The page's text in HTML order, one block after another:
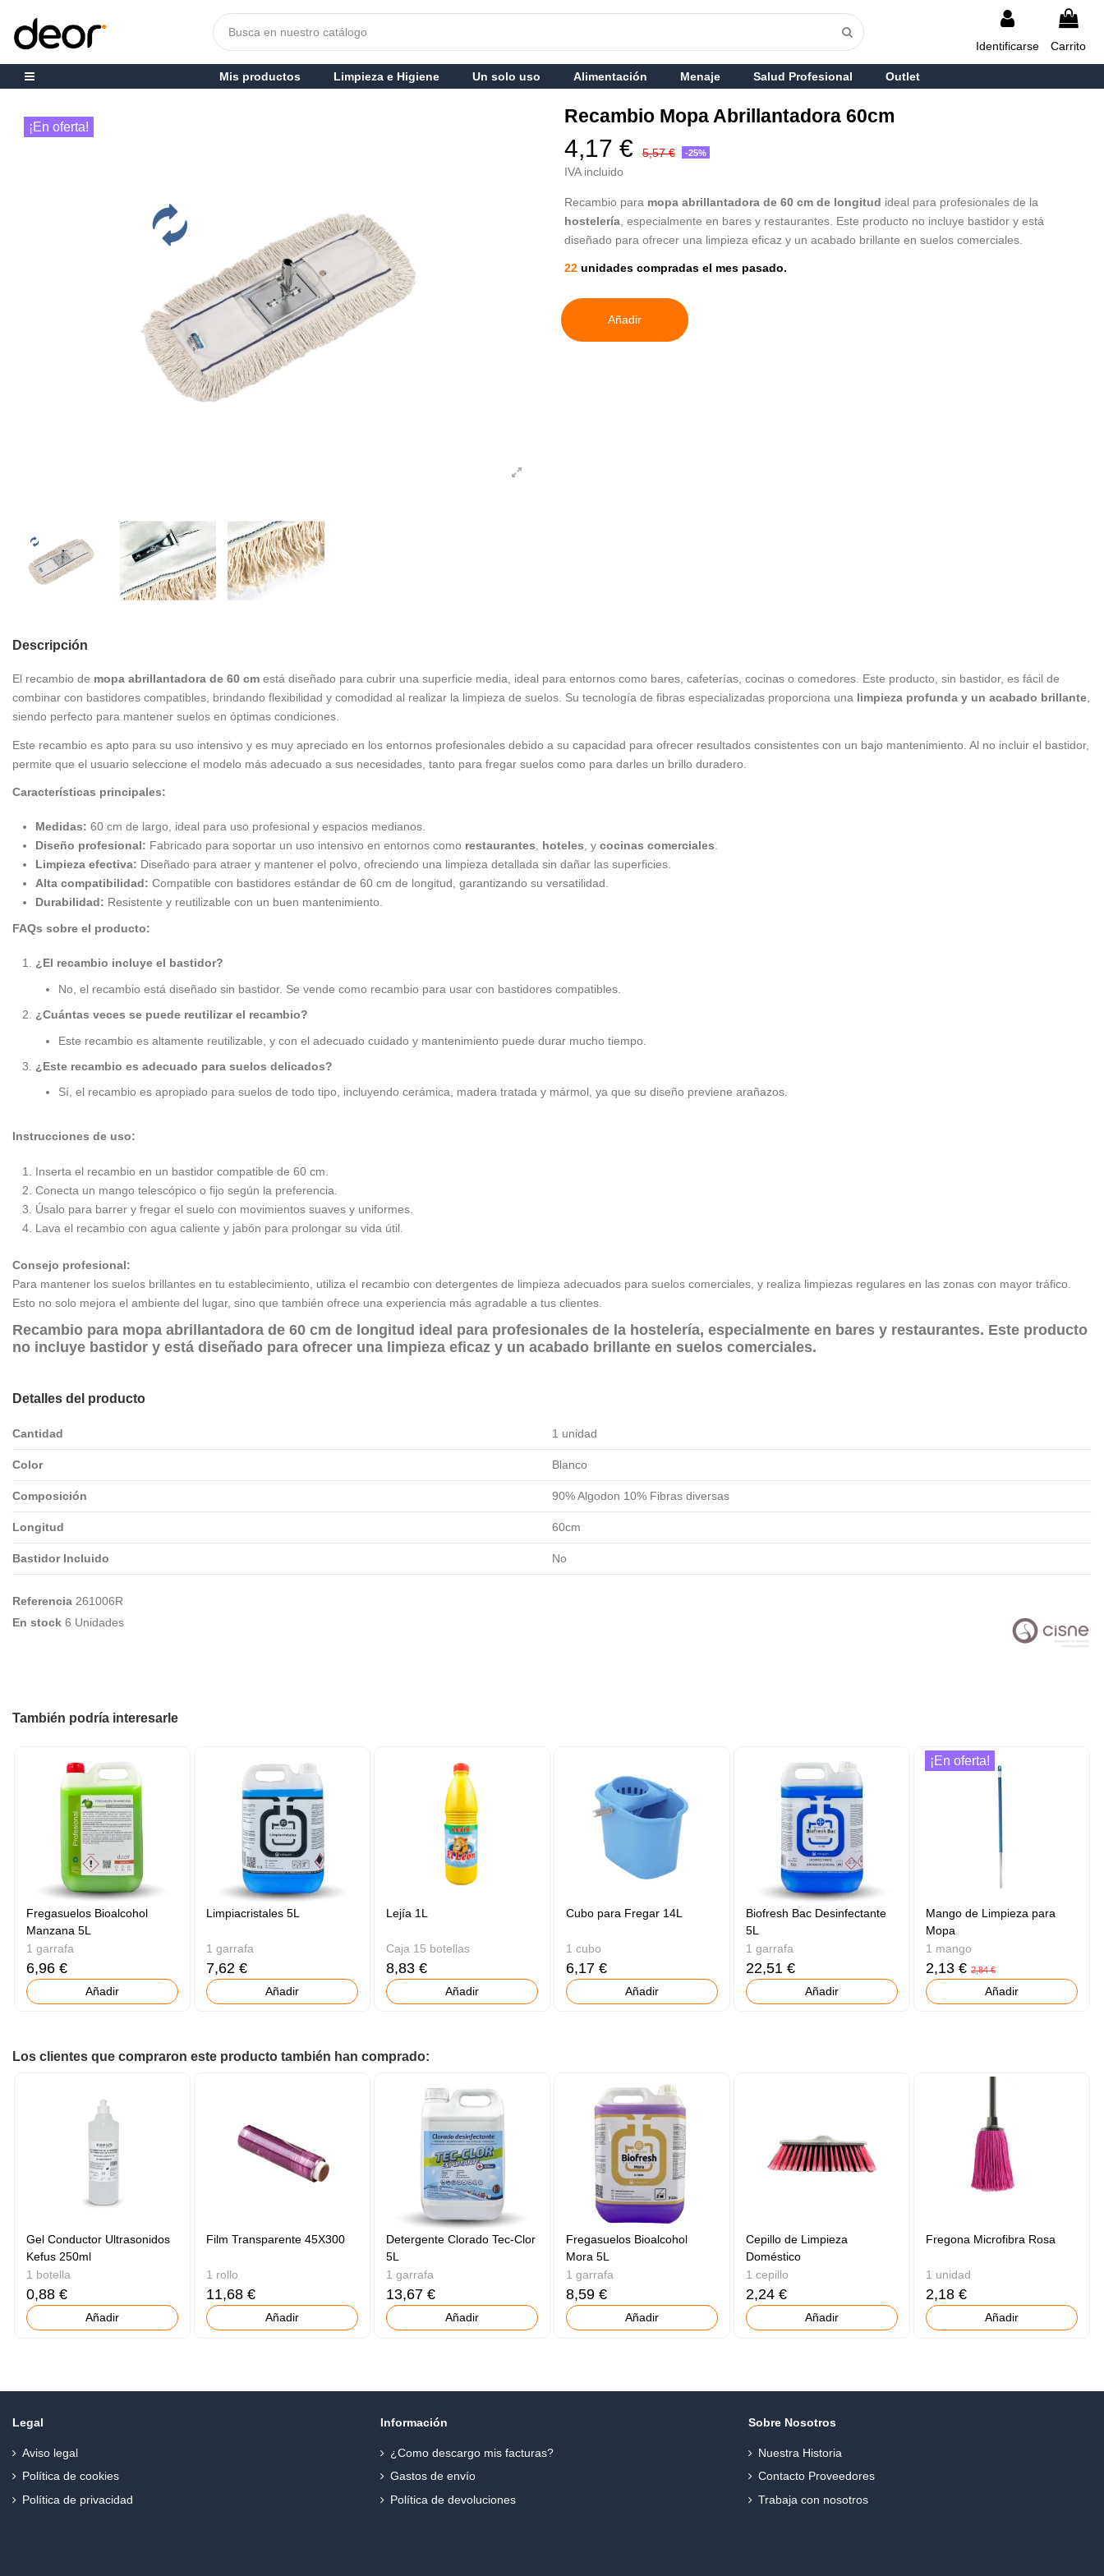
Identificarse Carrito
Mis productos Limpieza e Higiene Un solo uso Alimentación Menaje Salud Profesional Outlet
¡En oferta!
Recambio Mopa Abrillantadora 60cm
4,17 € 5,57 € -25%
IVA incluido
Recambio para mopa abrillantadora de 60 cm de longitud ideal para profesionales de la
hostelería , especialmente en bares y restaurantes. Este producto no incluye bastidor y está
diseñado para ofrecer una limpieza eficaz y un acabado brillante en suelos comerciales.
22 unidades compradas el mes pasado.
Añadir
Descripción
El recambio de mopa abrillantadora de 60 cm está diseñado para cubrir una superficie media, ideal para entornos como bares, cafeterías, cocinas o comedores. Este producto, sin bastidor, es fácil de
combinar con bastidores compatibles, brindando flexibilidad y comodidad al realizar la limpieza de suelos. Su tecnología de fibras especializadas proporciona una limpieza profunda y un acabado brillante,
siendo perfecto para mantener suelos en óptimas condiciones.
Este recambio es apto para su uso intensivo y es muy apreciado en los entornos profesionales debido a su capacidad para ofrecer resultados consistentes con un bajo mantenimiento. Al no incluir el bastidor,
permite que el usuario seleccione el modelo más adecuado a sus necesidades, tanto para fregar suelos como para darles un brillo duradero.
Características principales:
Medidas: 60 cm de largo, ideal para uso profesional y espacios medianos.
Diseño profesional: Fabricado para soportar un uso intensivo en entornos como restaurantes, hoteles, y cocinas comerciales.
Limpieza efectiva: Diseñado para atraer y mantener el polvo, ofreciendo una limpieza detallada sin dañar las superficies.
Alta compatibilidad: Compatible con bastidores estándar de 60 cm de longitud, garantizando su versatilidad.
Durabilidad: Resistente y reutilizable con un buen mantenimiento.
FAQs sobre el producto:
¿El recambio incluye el bastidor?
No, el recambio está diseñado sin bastidor. Se vende como recambio para usar con bastidores compatibles.
¿Cuántas veces se puede reutilizar el recambio?
Este recambio es altamente reutilizable, y con el adecuado cuidado y mantenimiento puede durar mucho tiempo.
¿Este recambio es adecuado para suelos delicados?
Sí, el recambio es apropiado para suelos de todo tipo, incluyendo cerámica, madera tratada y mármol, ya que su diseño previene arañazos.
Instrucciones de uso:
Inserta el recambio en un bastidor compatible de 60 cm.
Conecta un mango telescópico o fijo según la preferencia.
Úsalo para barrer y fregar el suelo con movimientos suaves y uniformes.
Lava el recambio con agua caliente y jabón para prolongar su vida útil.
Consejo profesional:
Para mantener los suelos brillantes en tu establecimiento, utiliza el recambio con detergentes de limpieza adecuados para suelos comerciales, y realiza limpiezas regulares en las zonas con mayor tráfico.
Esto no solo mejora el ambiente del lugar, sino que también ofrece una experiencia más agradable a tus clientes.
Recambio para mopa abrillantadora de 60 cm de longitud ideal para profesionales de la hostelería, especialmente en bares y restaurantes. Este producto
no incluye bastidor y está diseñado para ofrecer una limpieza eficaz y un acabado brillante en suelos comerciales.
Detalles del producto
Cantidad 1 unidad
Color Blanco
Composición 90% Algodon 10% Fibras diversas
Longitud 60cm
Bastidor Incluido No
Referencia 261006R
En stock 6 Unidades
También podría interesarle
Fregasuelos Bioalcohol
Manzana 5L
1 garrafa
6,96 €
Añadir
Limpiacristales 5L
1 garrafa
7,62 €
Añadir
Lejía 1L
Caja 15 botellas
8,83 €
Añadir
Cubo para Fregar 14L
1 cubo
6,17 €
Añadir
Biofresh Bac Desinfectante
5L
1 garrafa
22,51 €
Añadir
¡En oferta!
Mango de Limpieza para
Mopa
1 mango
2,13 €2,84 €
Añadir
Los clientes que compraron este producto también han comprado:
Gel Conductor Ultrasonidos
Kefus 250ml
1 botella
0,88 €
Añadir
Film Transparente 45X300
1 rollo
11,68 €
Añadir
Detergente Clorado Tec-Clor
5L
1 garrafa
13,67 €
Añadir
Fregasuelos Bioalcohol
Mora 5L
1 garrafa
8,59 €
Añadir
Cepillo de Limpieza
Doméstico
1 cepillo
2,24 €
Añadir
Fregona Microfibra Rosa
1 unidad
2,18 €
Añadir
Legal
Aviso legal
Política de cookies
Política de privacidad
Información
¿Como descargo mis facturas?
Gastos de envío
Política de devoluciones
Sobre Nosotros
Nuestra Historia
Contacto Proveedores
Trabaja con nosotros